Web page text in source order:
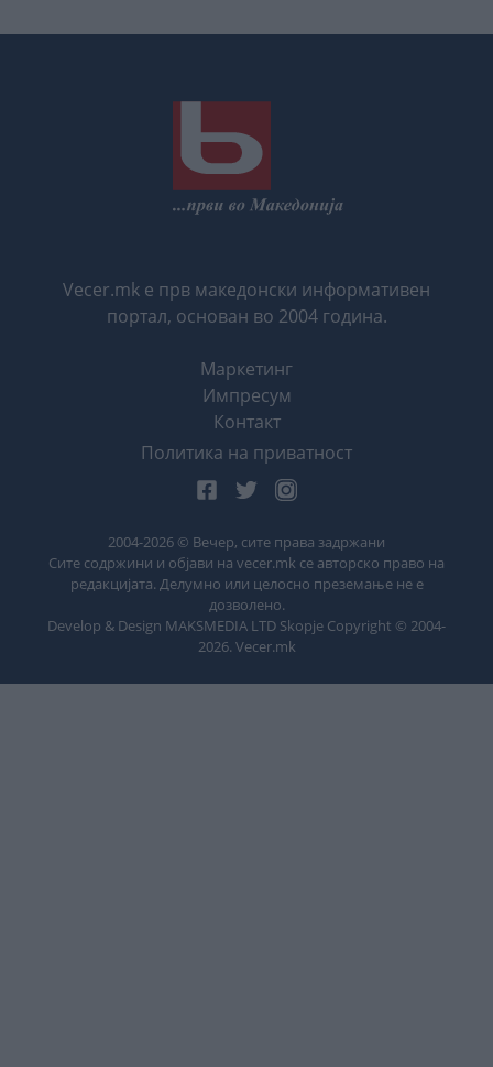
Vecer.mk е прв македонски информативен
портал, основан во 2004 година.
Маркетинг
Импресум
Контакт
Политика на приватност
2004-2026 © Вечер, сите права задржани
Сите содржини и објави на vecer.mk се авторско право на
редакцијата. Делумно или целосно преземање не е
дозволено.
Develop & Design MAKSMEDIA LTD Skopje Copyright © 2004-
2026. Vecer.mk